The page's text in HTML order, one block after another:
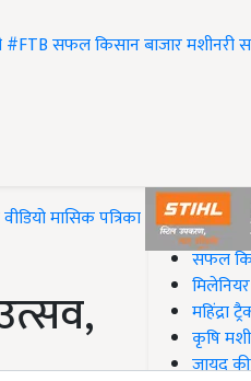
#FTBसफल किसानबाजारमशीनरी
वीडियोमासिक पत्रिका
#Top on
सफल
महिंद्रा
कृषि
जायद